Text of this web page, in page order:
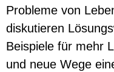
Probleme von
diskutieren
Beispiele für mehr
und neue Wege